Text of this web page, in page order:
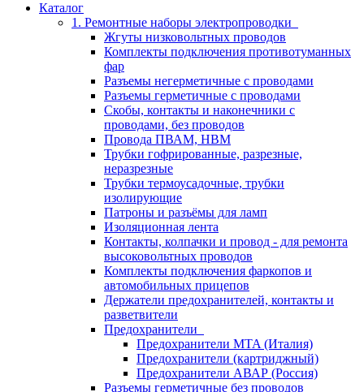
Каталог
1. Ремонтные наборы электропроводки
Жгуты низковольтных проводов
Комплекты подключения противотуманных
фар
Разъемы негерметичные с проводами
Разъемы герметичные с проводами
Скобы, контакты и наконечники с
проводами, без проводов
Провода ПВАМ, НВМ
Трубки гофрированные, разрезные,
неразрезные
Трубки термоусадочные, трубки
изолирующие
Патроны и разъёмы для ламп
Изоляционная лента
Контакты, колпачки и провод - для ремонта
высоковольтных проводов
Комплекты подключения фаркопов и
автомобильных прицепов
Держатели предохранителей, контакты и
разветвители
Предохранители
Предохранители MTA (Италия)
Предохранители (картриджный)
Предохранители АВАР (Россия)
Разъемы герметичные без проводов